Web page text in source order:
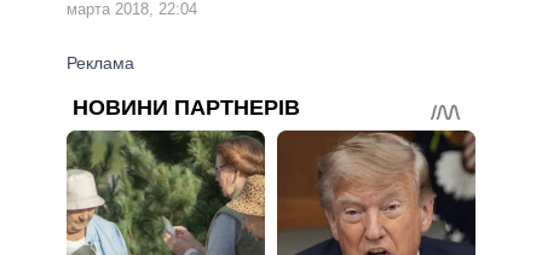
марта 2018, 22:04